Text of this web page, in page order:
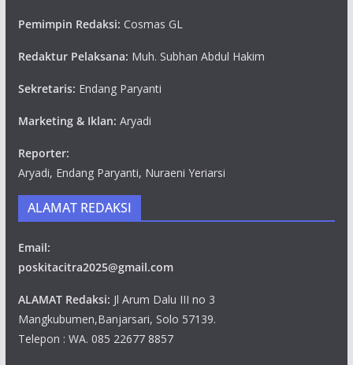
Pemimpin Redaksi: Cosmas GL
Redaktur Pelaksana: Muh. Subhan Abdul Hakim
Sekretaris: Endang Paryanti
Marketing & Iklan: Aryadi
Reporter:
Aryadi, Endang Paryanti, Nuraeni Yeriarsi
ALAMAT REDAKSI
Email:
poskitacitra2025@gmail.com
ALAMAT Redaksi: Jl Arum Dalu III no 3
Mangkubumen,Banjarsari, Solo 57139.
Telepon : WA. 085 22677 8857